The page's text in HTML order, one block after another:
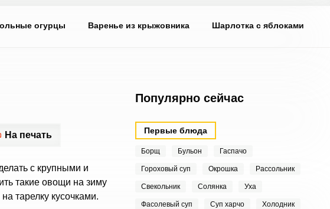
огурцы Варенье из крыжовника Шарлотка с яблоками
На печать
с крупными и
такие овощи на зиму
тарелку кусочками.
Популярно сейчас
Первые блюда
Борщ Бульон Гаспачо
Гороховый суп Окрошка Рассольник
Свекольник Солянка Уха
Фасолевый суп Суп харчо Холодник